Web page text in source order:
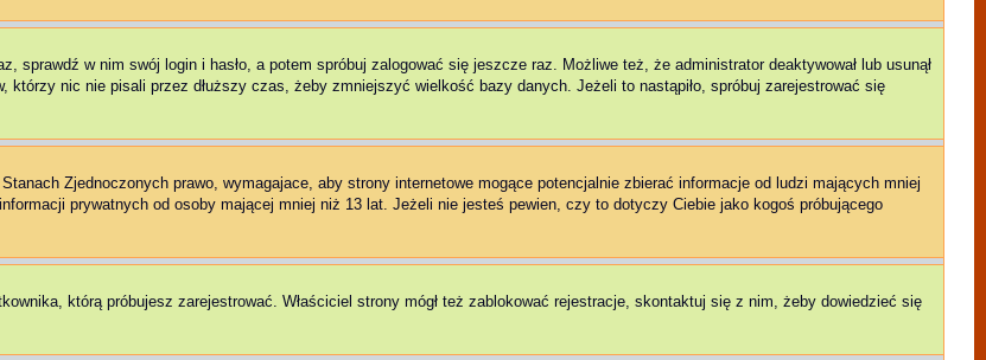
sprawdź w nim swój login i hasło, a potem spróbuj zalogować się jeszcze raz. Możliwe też, że administrator deaktywował lub usunął
nic nie pisali przez dłuższy czas, żeby zmniejszyć wielkość bazy danych. Jeżeli to nastąpiło, spróbuj zarejestrować się
Zjednoczonych prawo, wymagajace, aby strony internetowe mogące potencjalnie zbierać informacje od ludzi mających mniej
prywatnych od osoby mającej mniej niż 13 lat. Jeżeli nie jesteś pewien, czy to dotyczy Ciebie jako kogoś próbującego
którą próbujesz zarejestrować. Właściciel strony mógł też zablokować rejestracje, skontaktuj się z nim, żeby dowiedzieć się